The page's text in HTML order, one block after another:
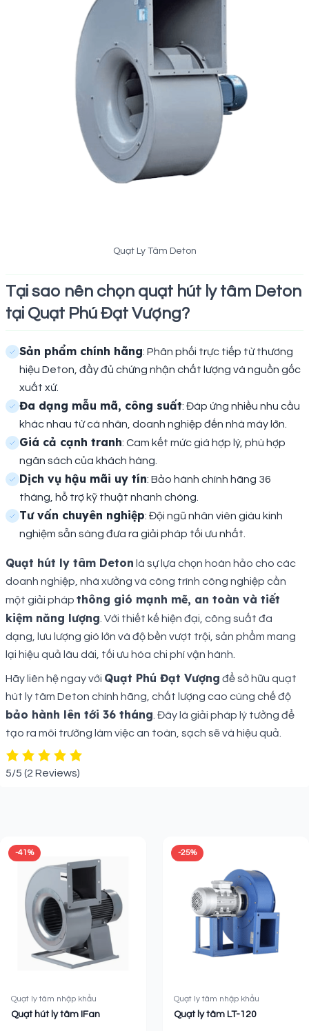
Quạt Ly Tâm Deton
Tại sao nên chọn quạt hút ly tâm Deton
tại Quạt Phú Đạt Vượng?
Sản phẩm chính hãng: Phân phối trực tiếp từ thương
hiệu Deton, đầy đủ chứng nhận chất lượng và nguồn gốc
xuất xứ.
Đa dạng mẫu mã, công suất: Đáp ứng nhiều nhu cầu
khác nhau từ cá nhân, doanh nghiệp đến nhà máy lớn.
Giá cả cạnh tranh: Cam kết mức giá hợp lý, phù hợp
ngân sách của khách hàng.
Dịch vụ hậu mãi uy tín: Bảo hành chính hãng 36
tháng, hỗ trợ kỹ thuật nhanh chóng.
Tư vấn chuyên nghiệp: Đội ngũ nhân viên giàu kinh
nghiệm sẵn sàng đưa ra giải pháp tối ưu nhất.
Quạt hút ly tâm Deton là sự lựa chọn hoàn hảo cho các
doanh nghiệp, nhà xưởng và công trình công nghiệp cần
một giải pháp thông gió mạnh mẽ, an toàn và tiết
kiệm năng lượng . Với thiết kế hiện đại, công suất đa
dạng, lưu lượng gió lớn và độ bền vượt trội, sản phẩm mang
lại hiệu quả lâu dài, tối ưu hóa chi phí vận hành.
Hãy liên hệ ngay với Quạt Phú Đạt Vượng để sở hữu quạt
hút ly tâm Deton chính hãng, chất lượng cao cùng chế độ
bảo hành lên tới 36 tháng . Đây là giải pháp lý tưởng để
tạo ra môi trường làm việc an toàn, sạch sẽ và hiệu quả.
5/5 (2 Reviews)
-41%
Quạt ly tâm nhập khẩu
Quạt hút ly tâm IFan
-25%
Quạt ly tâm nhập khẩu
Quạt ly tâm LT-120